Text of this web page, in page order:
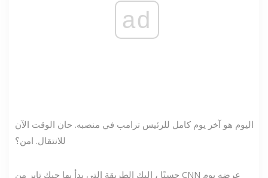
ad
اليوم هو آخر يوم كامل للرئيس ترامب في منصبه. حان الوقت الآن
للانتقال. امن؟
حسنًا ، إليك الطريقة التي بدأ بها جيك تابر من CNN عرضه يوم